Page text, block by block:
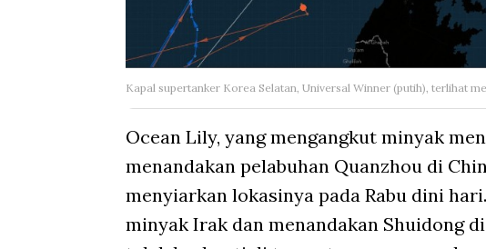
Kapal supertanker Korea Selatan, Universal Winner (putih), terlihat
Ocean Lily, yang mengangkut minyak
menandakan pelabuhan Quanzhou di
menyiarkan lokasinya pada Rabu dini
minyak Irak dan menandakan Shuidong